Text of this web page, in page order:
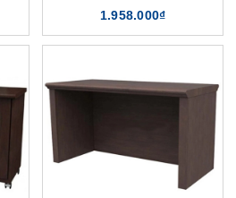
1.958.000₫